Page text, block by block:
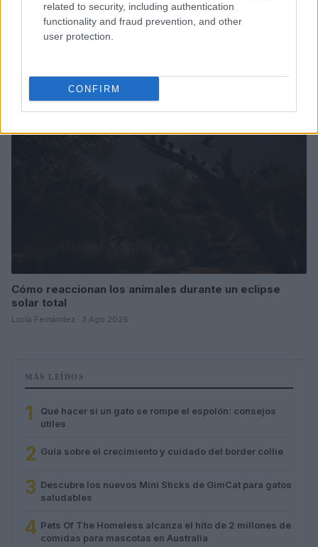
related to security, including authentication
functionality and fraud prevention, and other
user protection.
CONFIRM
Cómo una organización australiana ayuda a mantener
unidas a las personas vulnerables y sus mascotas
OTROS ANIMALES
Cómo reaccionan los animales durante un eclipse
solar total
Lucía Fernández · 3 Ago 2026
MÁS LEÍDOS
1
Qué hacer si un gato se rompe el espolón: consejos
útiles
2 Guía sobre el crecimiento y cuidado del border collie
3 Descubre los nuevos Mini Sticks de GimCat para gatos
saludables
4 Pets Of The Homeless alcanza el hito de 2 millones de
comidas para mascotas en Australia